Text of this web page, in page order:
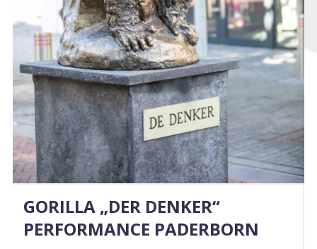
GORILLA „DER DENKER“
PERFORMANCE PADERBORN